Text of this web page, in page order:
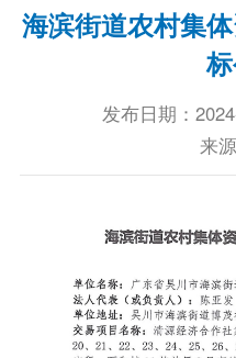
海滨街道农村集
发布日期：
来